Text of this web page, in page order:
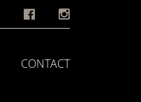
CONTACT